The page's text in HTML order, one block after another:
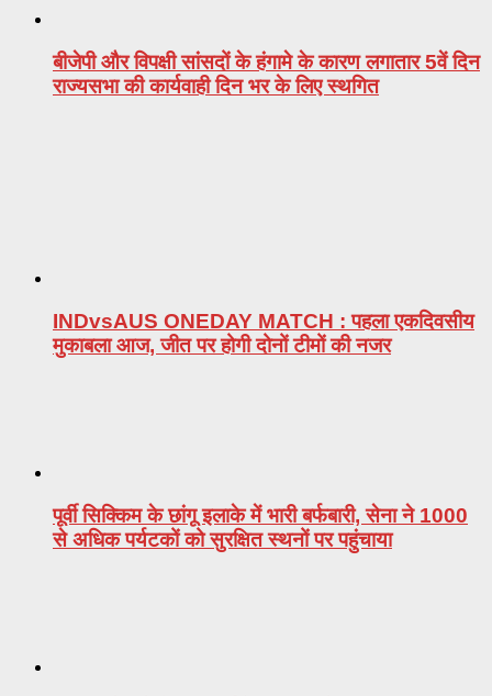
बीजेपी और विपक्षी सांसदों के हंगामे के कारण लगातार 5वें दिन
राज्यसभा की कार्यवाही दिन भर के लिए स्थगित
INDvsAUS ONEDAY MATCH : पहला एकदिवसीय
मुकाबला आज, जीत पर होगी दोनों टीमों की नजर
पूर्वी सिक्किम के छांगू इलाके में भारी बर्फबारी, सेना ने 1000
से अधिक पर्यटकों को सुरक्षित स्थनों पर पहुंचाया